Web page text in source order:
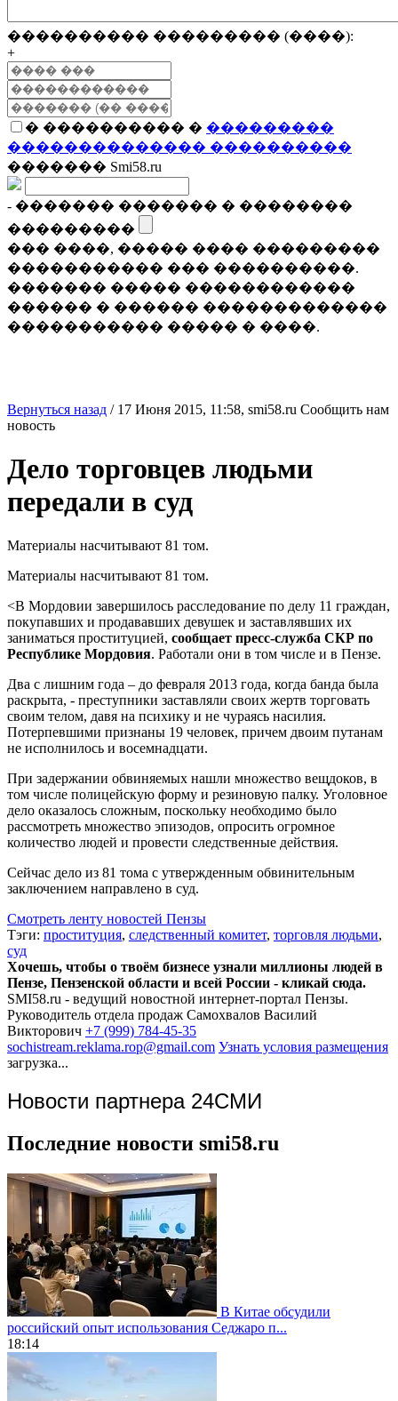
���������� ��������� (����):
+
� ���������� � ���������
�������������� ����������
������� Smi58.ru
- ������� ������� � ��������
���������
��� ����, ����� ���� ���������
����������� ��� ����������.
������� ����� ������������
������ � ������ �������������
����������� ����� � ����.
Вернуться назад / 17 Июня 2015, 11:58, smi58.ru Сообщить нам
новость
Дело торговцев людьми
передали в суд
Материалы насчитывают 81 том.
Материалы насчитывают 81 том.
<В Мордовии завершилось расследование по делу 11 граждан,
покупавших и продававших девушек и заставлявших их
заниматься проституцией, сообщает пресс-служба СКР по
Республике Мордовия. Работали они в том числе и в Пензе.
Два с лишним года – до февраля 2013 года, когда банда была
раскрыта, - преступники заставляли своих жертв торговать
своим телом, давя на психику и не чураясь насилия.
Потерпевшими признаны 19 человек, причем двоим путанам
не исполнилось и восемнадцати.
При задержании обвиняемых нашли множество вещдоков, в
том числе полицейскую форму и резиновую палку. Уголовное
дело оказалось сложным, поскольку необходимо было
рассмотреть множество эпизодов, опросить огромное
количество людей и провести следственные действия.
Сейчас дело из 81 тома с утвержденным обвинительным
заключением направлено в суд.
Смотреть ленту новостей Пензы
Тэги: проституция, следственный комитет, торговля людьми,
суд
Хочешь, чтобы о твоём бизнесе узнали миллионы людей в
Пензе, Пензенской области и всей России - кликай сюда.
SMI58.ru - ведущий новостной интернет-портал Пензы.
Руководитель отдела продаж Самохвалов Василий
Викторович +7 (999) 784-45-35
sochistream.reklama.rop@gmail.com Узнать условия размещения
загрузка...
Новости партнера 24СМИ
Последние новости smi58.ru
В Китае обсудили
российский опыт использования Седжаро п...
18:14